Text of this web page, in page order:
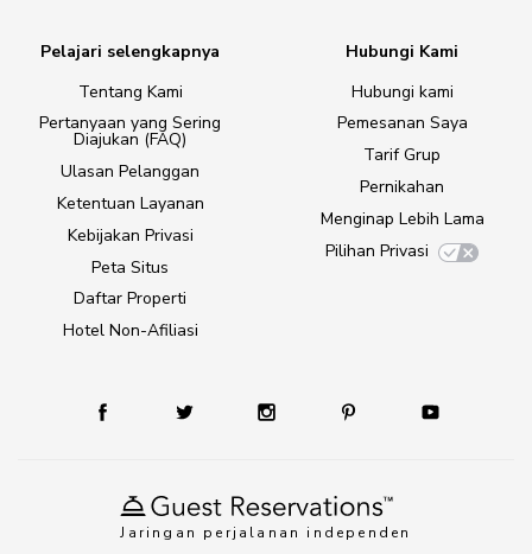
Jaringan perjalanan independen
Pelajari selengkapnya
Tentang Kami
Pertanyaan yang Sering
Diajukan (FAQ)
Ulasan Pelanggan
Ketentuan Layanan
Kebijakan Privasi
Peta Situs
Daftar Properti
Hotel Non-Afiliasi
Hubungi Kami
Hubungi kami
Pemesanan Saya
Tarif Grup
Pernikahan
Menginap Lebih Lama
Pilihan Privasi